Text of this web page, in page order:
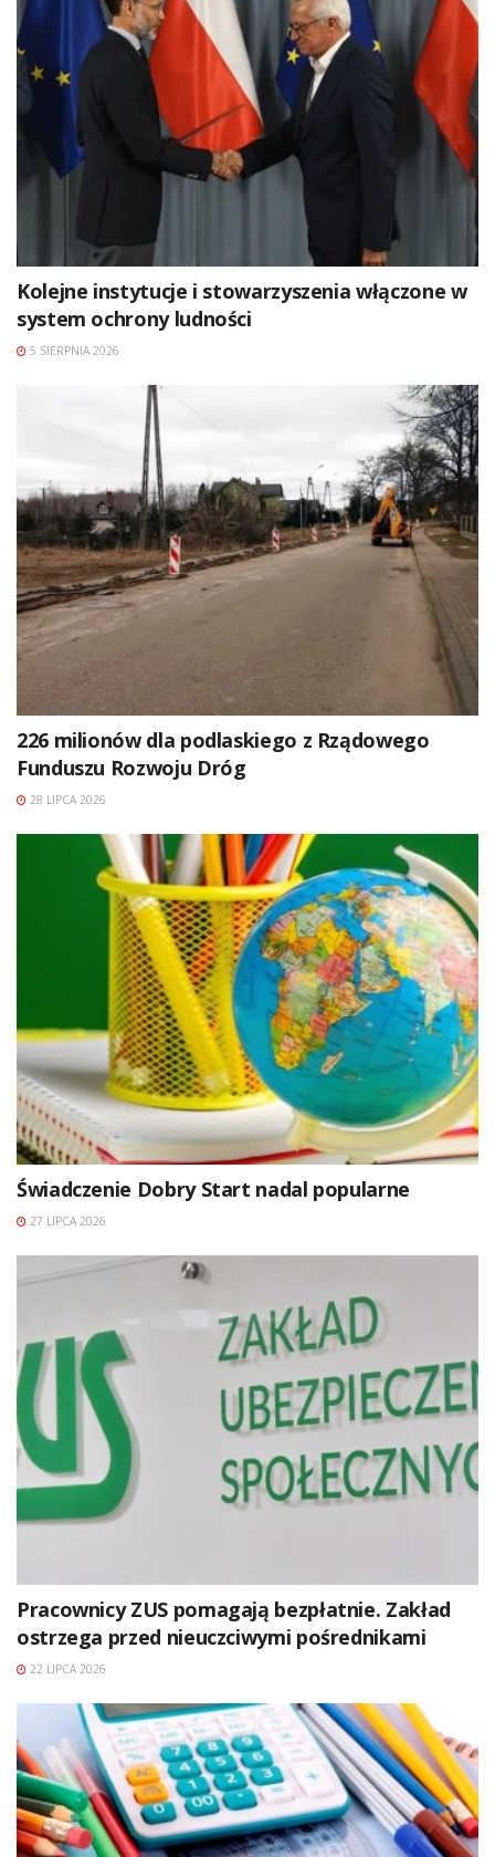
Kolejne instytucje i stowarzyszenia włączone w
system ochrony ludności
5 SIERPNIA 2026
226 milionów dla podlaskiego z Rządowego
Funduszu Rozwoju Dróg
28 LIPCA 2026
Świadczenie Dobry Start nadal popularne
27 LIPCA 2026
Pracownicy ZUS pomagają bezpłatnie. Zakład
ostrzega przed nieuczciwymi pośrednikami
22 LIPCA 2026